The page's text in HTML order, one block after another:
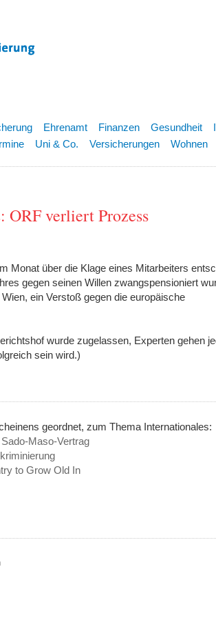
Ehrenamt Finanzen Gesundheit
Uni & Co. Versicherungen Wohnen
ORF verliert Prozess
Monat über die Klage eines Mitarbeiters
gegen seinen Willen zwangspensioniert
ein Verstoß gegen die europäische
wurde zugelassen, Experten gehen
sein wird.)
geordnet, zum Thema Internationales:
Maso-Vertrag
to Grow Old In